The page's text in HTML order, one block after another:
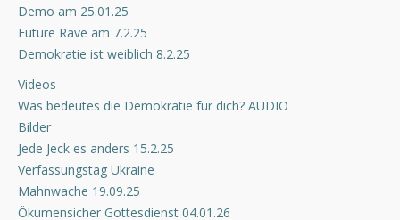
Demo am 25.01.25
Future Rave am 7.2.25
Demokratie ist weiblich 8.2.25
Videos
Was bedeutes die Demokratie für dich? AUDIO
Bilder
Jede Jeck es anders 15.2.25
Verfassungstag Ukraine
Mahnwache 19.09.25
Ökumensicher Gottesdienst 04.01.26